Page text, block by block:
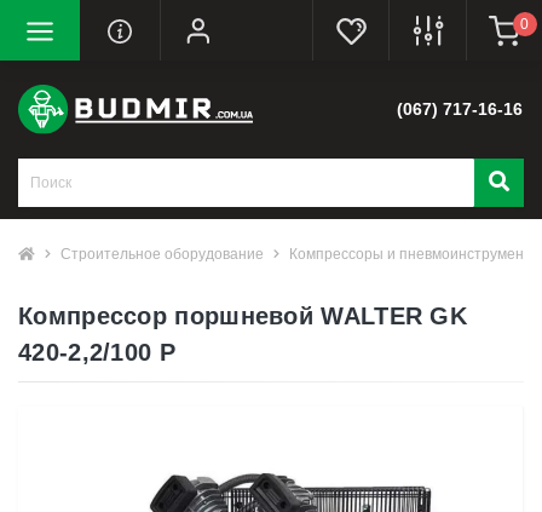
0
(067) 717-16-16
Строительное оборудование Компрессоры и пневмоинструмент
Компрессор поршневой WALTER GK
420-2,2/100 P